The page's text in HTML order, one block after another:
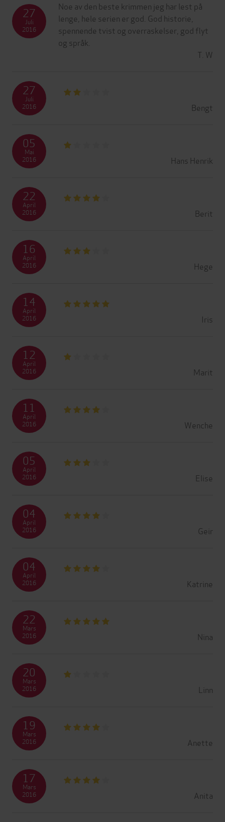
Noe av den beste krimmen jeg har lest på
lenge, hele serien er god. God historie,
spennende tvist og overraskelser, god flyt
og språk.
T. W
27
Juli
2016
Bengt
27
Juli
2016
Hans Henrik
05
Mai
2016
Berit
22
April
2016
Hege
16
April
2016
Iris
14
April
2016
Marit
12
April
2016
Wenche
11
April
2016
Elise
05
April
2016
Geir
04
April
2016
Katrine
04
April
2016
Nina
22
Mars
2016
Linn
20
Mars
2016
Anette
19
Mars
2016
Anita
17
Mars
2016